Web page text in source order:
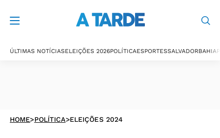
ÚLTIMAS NOTÍCIASELEIÇÕES 2026POLÍTICAESPORTESSALVADORBAHIA
HOME>POLÍTICA>ELEIÇÕES 2024